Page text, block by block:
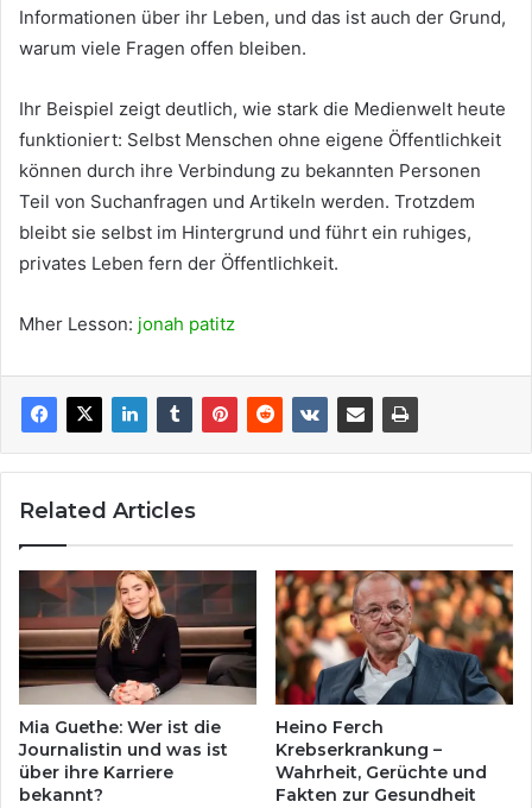
Informationen über ihr Leben, und das ist auch der Grund,
warum viele Fragen offen bleiben.
Ihr Beispiel zeigt deutlich, wie stark die Medienwelt heute
funktioniert: Selbst Menschen ohne eigene Öffentlichkeit
können durch ihre Verbindung zu bekannten Personen
Teil von Suchanfragen und Artikeln werden. Trotzdem
bleibt sie selbst im Hintergrund und führt ein ruhiges,
privates Leben fern der Öffentlichkeit.
Mher Lesson: jonah patitz
Related Articles
Mia Guethe: Wer ist die
Journalistin und was ist
über ihre Karriere
bekannt?
Heino Ferch
Krebserkrankung –
Wahrheit, Gerüchte und
Fakten zur Gesundheit